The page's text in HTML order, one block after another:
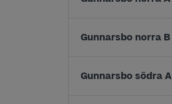
Gunnarsbo norra B
Gunnarsbo södra A